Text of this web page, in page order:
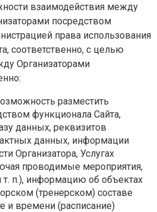
взаимодействия между
посредством
права использования
соответственно, с целью
Организаторами
разместить
функционала Сайта,
данных, реквизитов
данных, информации
Организатора, Услугах
проводимые мероприятия,
п.), информацию об объектах
(тренерском) составе
и времени (расписание)